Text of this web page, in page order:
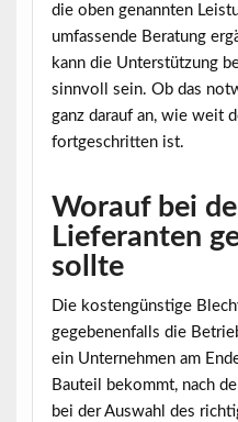
die oben genannten
umfassende Beratung
kann die Unterstützung
sinnvoll sein. Ob das
ganz darauf an, wie weit
fortgeschritten ist.
Worauf bei
Lieferanten
sollte
Die kostengünstige
gegebenenfalls die
ein Unternehmen am
Bauteil bekommt, nach
bei der Auswahl des